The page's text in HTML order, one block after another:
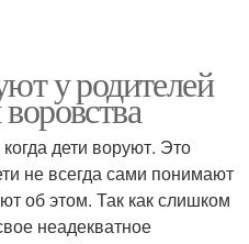
у родителей
дети воруют. Это
не всегда сами понимают
об этом. Так как слишком
неадекватное